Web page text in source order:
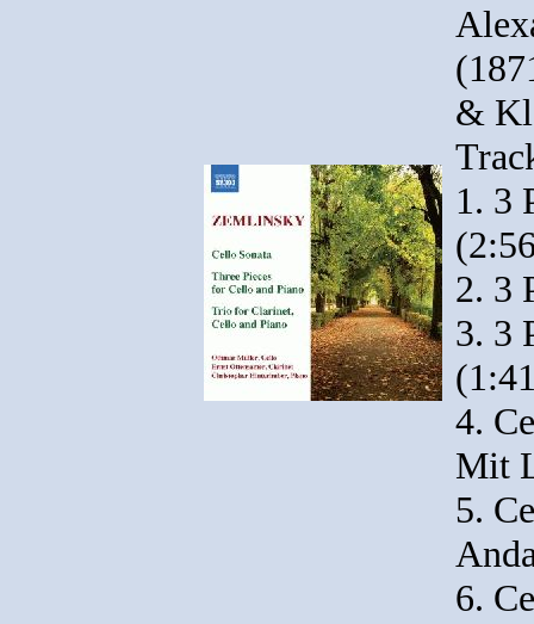
&
1. 3
2. 3
3. 3
4.
Mit
5.
6.